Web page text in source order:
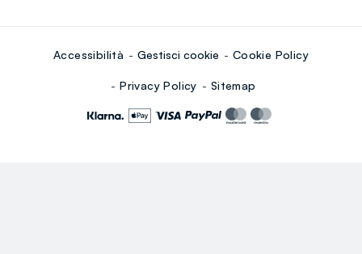
Accessibilità Gestisci cookie Cookie Policy
Privacy Policy Sitemap